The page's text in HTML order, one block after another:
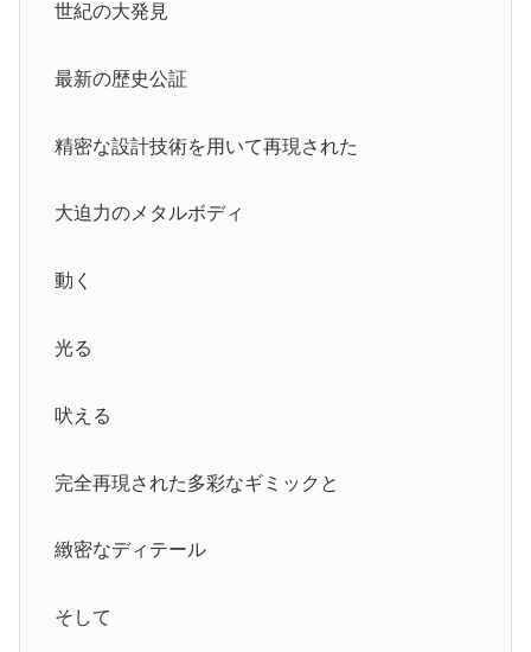
世紀の大発見
最新の歴史公証
精密な設計技術を用いて再現された
大迫力のメタルボディ
動く
光る
吠える
完全再現された多彩なギミックと
緻密なディテール
そして